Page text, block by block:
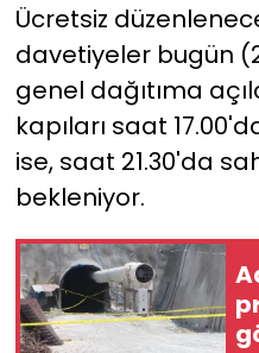
Ücretsiz
davetiyeler bugün
genel dağıtıma
kapıları saat
ise, saat 21.30'da
bekleniyor.
Yurt